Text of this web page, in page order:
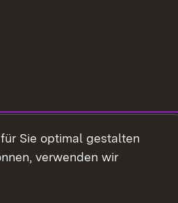
Sie optimal gestalten
verwenden wir